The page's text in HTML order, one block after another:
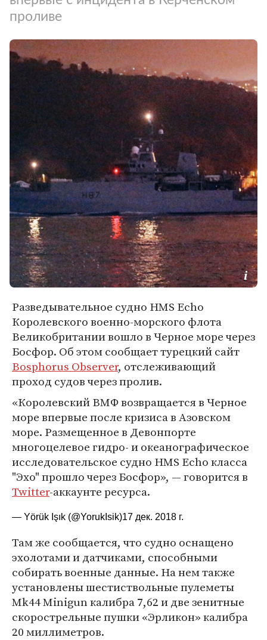
проливе
Разведывательное судно HMS Echo
Королевского военно-морского флота
Великобритании вошло в Черное море через
Босфор. Об этом сообщает турецкий сайт
Bosphorus Observer, отслеживающий
проход судов через пролив.
«Королевский ВМФ возвращается в Черное
море впервые после кризиса в Азовском
море. Размещенное в Девонпорте
многоцелевое гидро- и океанографическое
исследовательское судно HMS Echo класса
"Эхо" прошло через Босфор», — говорится в
Twitter-аккаунте ресурса.
— Yörük Işık (@YorukIsik)17 дек. 2018 г.
Там же сообщается, что судно оснащено
эхолотами и датчиками, способными
собирать военные данные. На нем также
установлены шестиствольные пулеметы
Mk44 Minigun калибра 7,62 и две зенитные
скорострельные пушки «Эрликон» калибра
20 миллиметров.